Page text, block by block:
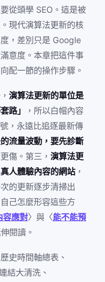
從頭學 SEO。這是被
現代演算法更新的核
，差別只是 Google
意度。本章把這件事
配一節的操作步驟。
演算法更新的單位是
路」
，所以白帽內容
，永遠比追逐最新傳
流量波動，要先診斷
傷。第三， 演算法更
人體驗內容的網站，
的更新逐步清掃出
己怎麼形容這些方
容應對〉與〈能不能預
閱讀。
史時間軸總表、
結大清洗、